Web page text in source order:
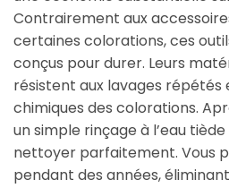
Contrairement aux
certaines colorations, ces
conçus pour durer. Leurs
résistent aux lavages répétés
chimiques des colorations.
un simple rinçage à l’eau
nettoyer parfaitement. Vous
pendant des années,